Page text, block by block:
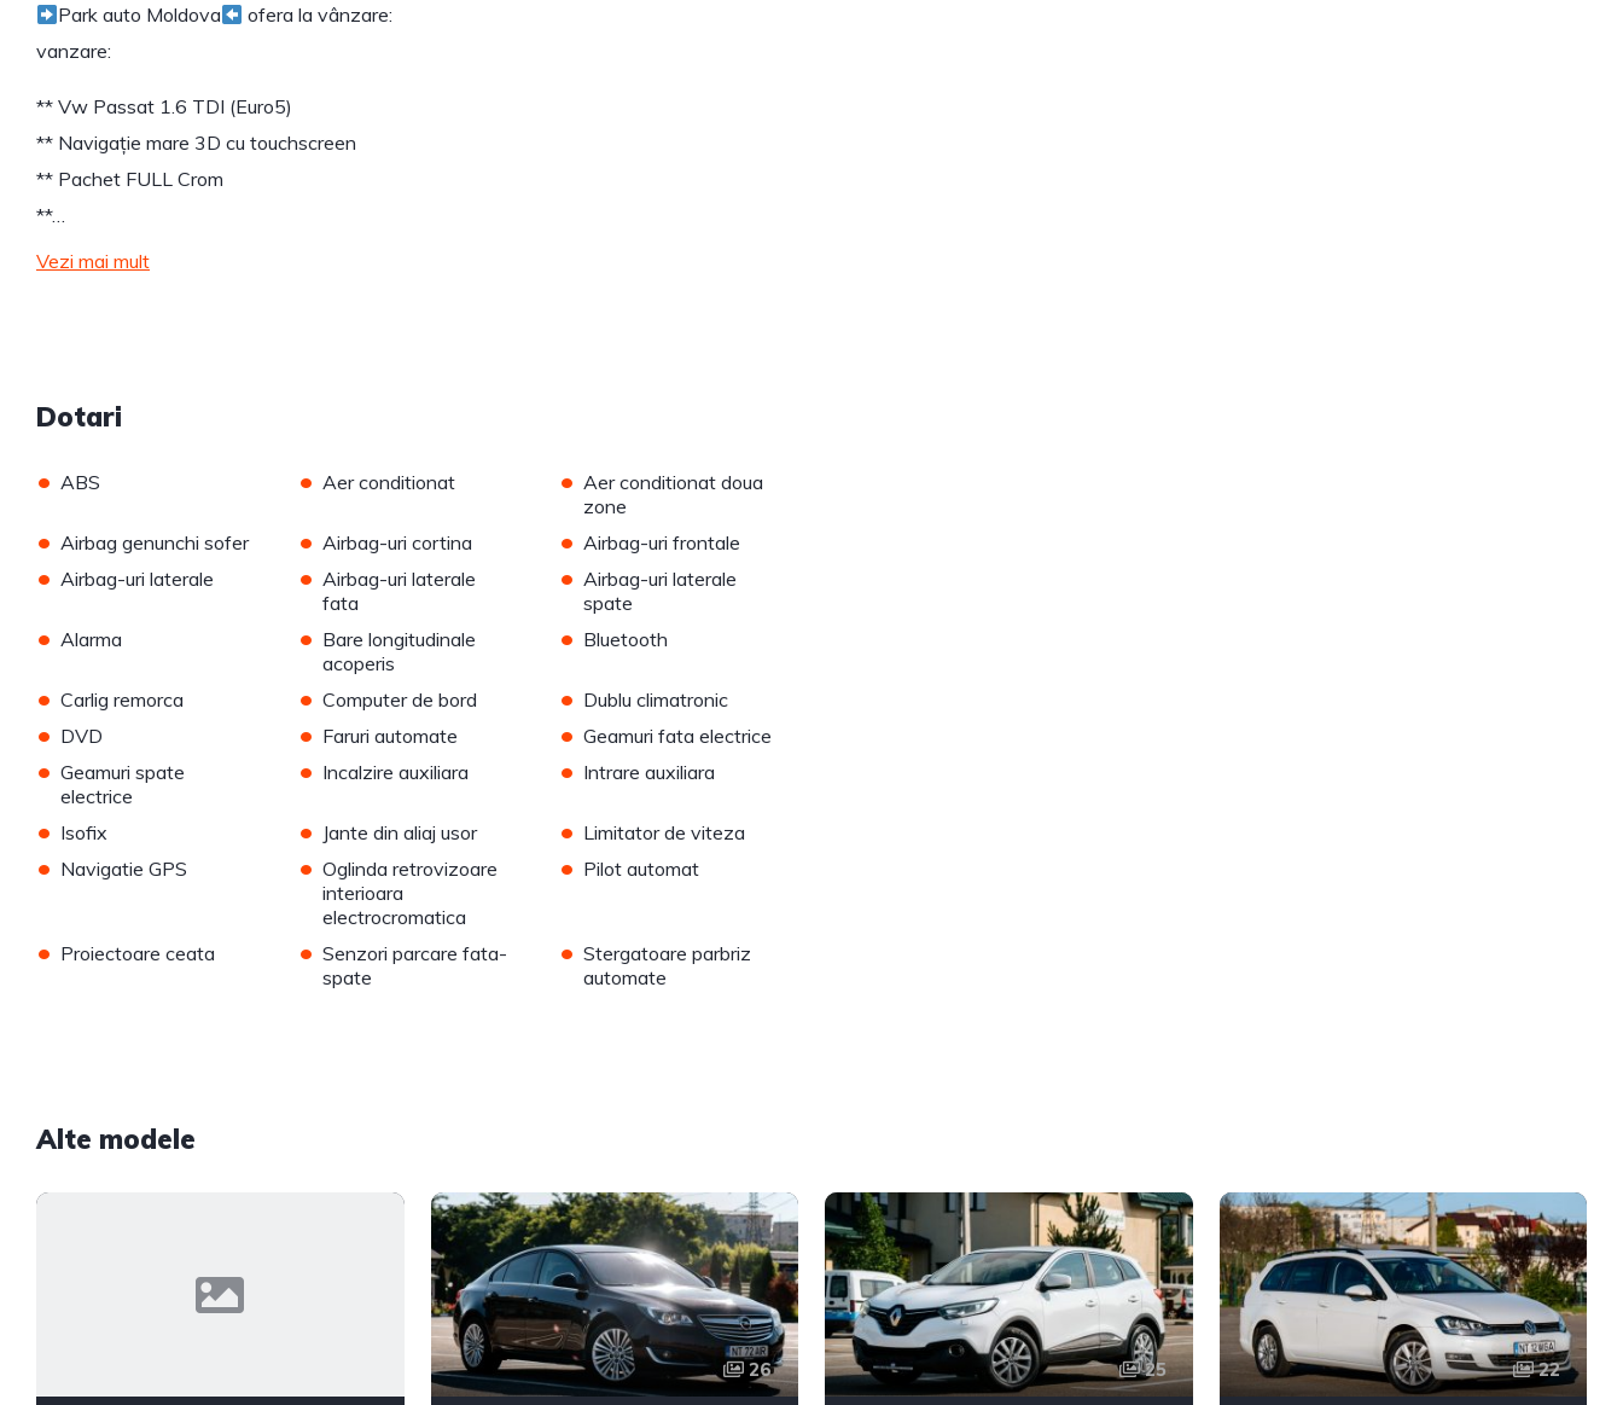
Park auto Moldova
ofera la vânzare:
vanzare:
** Vw Passat 1.6 TDI (Euro5)
** Navigație mare 3D cu touchscreen
** Pachet FULL Crom
**…
Vezi mai mult
Dotari
• ABS • Aer conditionat • Aer conditionat doua
zone
• Airbag genunchi sofer • Airbag-uri cortina • Airbag-uri frontale
• Airbag-uri laterale • Airbag-uri laterale
fata
• Airbag-uri laterale
spate
• Alarma • Bare longitudinale
acoperis
• Bluetooth
• Carlig remorca • Computer de bord • Dublu climatronic
• DVD • Faruri automate • Geamuri fata electrice
• Geamuri spate
electrice
• Incalzire auxiliara • Intrare auxiliara
• Isofix • Jante din aliaj usor • Limitator de viteza
• Navigatie GPS • Oglinda retrovizoare
interioara
electrocromatica
• Pilot automat
• Proiectoare ceata • Senzori parcare fata-
spate
• Stergatoare parbriz
automate
Alte modele
26 25 22